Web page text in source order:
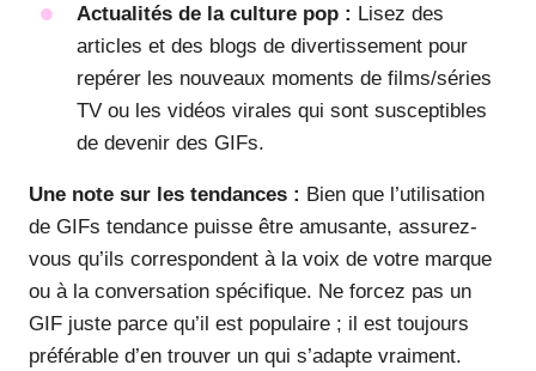
Actualités de la culture pop : Lisez des
articles et des blogs de divertissement pour
repérer les nouveaux moments de films/séries
TV ou les vidéos virales qui sont susceptibles
de devenir des GIFs.
Une note sur les tendances : Bien que l’utilisation
de GIFs tendance puisse être amusante, assurez-
vous qu’ils correspondent à la voix de votre marque
ou à la conversation spécifique. Ne forcez pas un
GIF juste parce qu’il est populaire ; il est toujours
préférable d’en trouver un qui s’adapte vraiment.